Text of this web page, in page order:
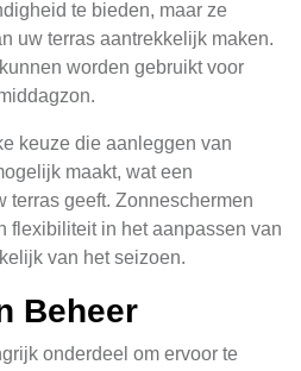
te bieden, maar ze
uw terras aantrekkelijk maken.
worden gebruikt voor
keuze die aanleggen van
maakt, wat een
terras geeft. Zonneschermen
flexibiliteit in het aanpassen van
van het seizoen.
Beheer
onderdeel om ervoor te